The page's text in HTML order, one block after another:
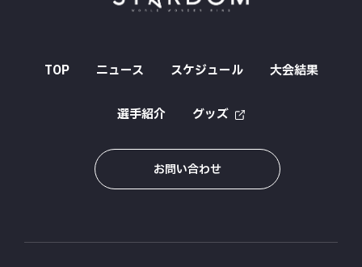
TOP ニュース スケジュール 大会結果
選手紹介 グッズ
お問い合わせ